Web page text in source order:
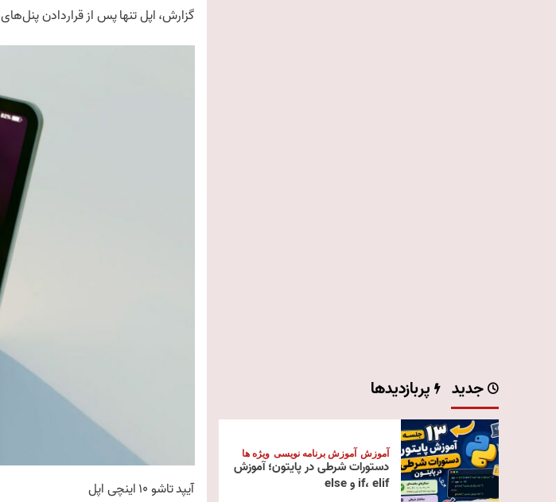
گزارش، اپل تنها پس از قرار‌دادن پنل‌های OLED در دستگاه‌های خود، عرضه دستگاه‌های تاشو را آغاز خواهد کرد.
آیپد تاشو ۱۰ اینچی اپل
جدید پربازدیدها
آموزش آموزش برنامه نویسی ویژه ها
دستورات شرطی در پایتون؛ آموزش
if، elif و else